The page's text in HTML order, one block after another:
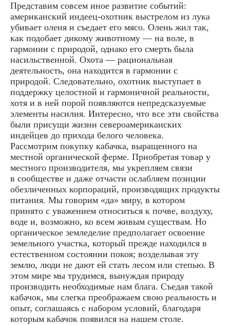
Представим совсем иное развитие событий:
американский индеец-охотник выстрелом из лука
убивает оленя и съедает его мясо. Олень жил так,
как подобает дикому животному — на воле, в
гармонии с природой, однако его смерть была
насильственной. Охота — рациональная
деятельность, она находится в гармонии с
природой. Следовательно, охотник выступает в
поддержку целостной и гармоничной реальности,
хотя и в ней порой появляются непредсказуемые
элементы насилия. Интересно, что все эти свойства
были присущи жизни североамериканских
индейцев до прихода белого человека.
Рассмотрим покупку кабачка, выращенного на
местной органической ферме. Приобретая товар у
местного производителя, мы укрепляем связи
в сообществе и даже отчасти ослабляем позиции
обезличенных корпораций, производящих продукты
питания. Мы говорим «да» миру, в котором
принято с уважением относиться к почве, воздуху,
воде и, возможно, ко всем живым существам. Но
органическое земледелие предполагает освоение
земельного участка, который прежде находился в
естественном состоянии покоя; возделывая эту
землю, люди не дают ей стать лесом или степью. В
этом мире мы трудимся, вынуждая природу
производить необходимые нам блага. Съедая такой
кабачок, мы слегка преображаем свою реальность и
опыт, соглашаясь с набором условий, благодаря
которым кабачок появился на нашем столе.